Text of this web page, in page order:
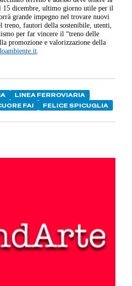
15 dicembre, ultimo giorno utile per il
grande impegno nel trovare nuovi
treno, fautori della sostenibile, utenti,
per far vincere il “treno delle
promozione e valorizzazione della
.
LINEA FERROVIARIA
FAI FELICE SPICUGLIA